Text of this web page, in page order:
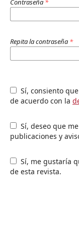
Contraseña *
Repita la contraseña *
de acuerdo con la
publicaciones y
de esta revista.